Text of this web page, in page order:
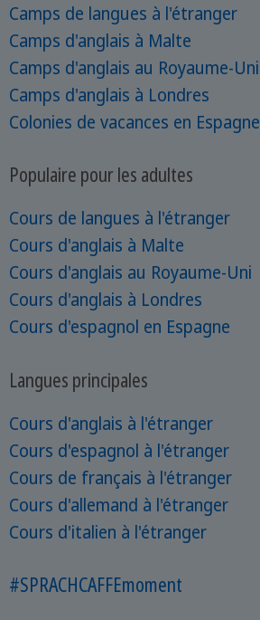
Camps de langues à l'étranger
Camps d'anglais à Malte
Camps d'anglais au Royaume-Uni
Camps d'anglais à Londres
Colonies de vacances en Espagne
Populaire pour les adultes
Cours de langues à l'étranger
Cours d'anglais à Malte
Cours d'anglais au Royaume-Uni
Cours d'anglais à Londres
Cours d'espagnol en Espagne
Langues principales
Cours d'anglais à l'étranger
Cours d'espagnol à l'étranger
Cours de français à l'étranger
Cours d'allemand à l'étranger
Cours d'italien à l'étranger
#SPRACHCAFFEmoment